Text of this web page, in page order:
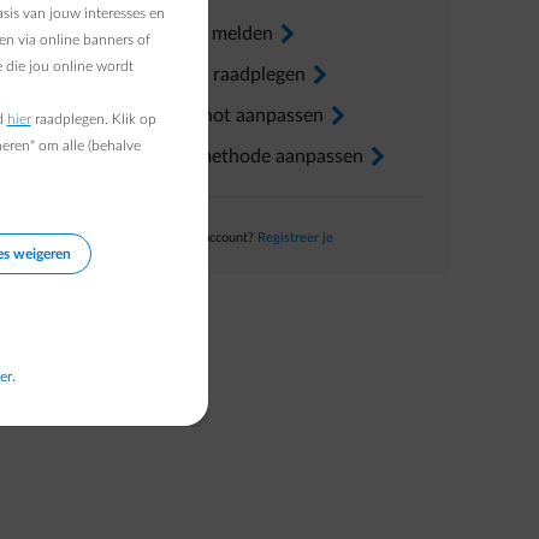
Verhuis melden arrow-right
Factuur raadplegen arrow-right
Voorschot aanpassen arrow-right
Betaalmethode aanpassen arrow-right
Nog geen account? Registreer je
van jouw interesses en
via online banners of
die jou online wordt
hierraadplegen. Klik op
om alle (behalve
weigeren